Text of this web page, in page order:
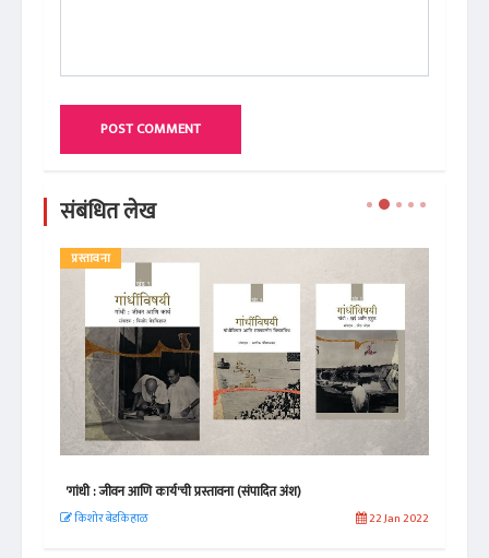
POST COMMENT
संबंधित लेख
प्रस्तावना
'गांधी : जीवन आणि कार्य'ची प्रस्तावना (संपादित अंश)
किशोर बेडकिहाळ 22 Jan 2022